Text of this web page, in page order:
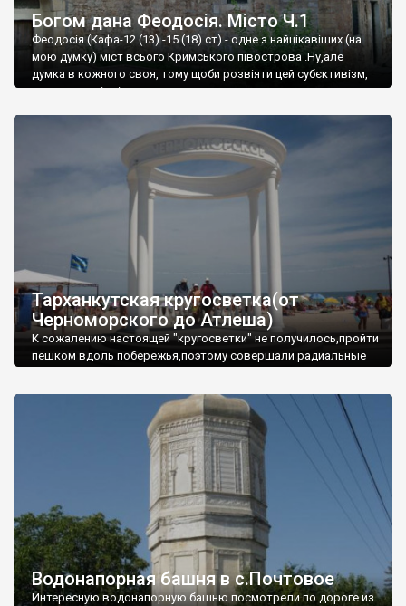
Богом дана Феодосія. Місто Ч.1
Феодосія (Кафа-12 (13) -15 (18) ст) - одне з найцікавіших (на
мою думку) міст всього Кримського півострова .Ну,але
думка в кожного своя, тому щоби розвіяти цей субєктивізм,
запрошую відвідати це
Тарханкутская кругосветка(от
Черноморского до Атлеша)
К сожалению настоящей "кругосветки" не получилось,пройти
пешком вдоль побережья,поэтому совершали радиальные
Водонапорная башня в с.Почтовое
Интересную водонапорную башню посмотрели по дороге из